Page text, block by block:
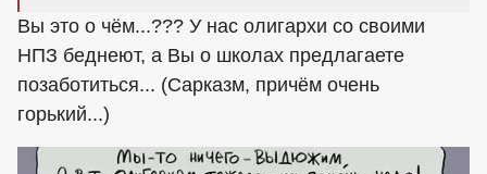
Вы это о чём...??? У нас олигархи со своими
НПЗ беднеют, а Вы о школах предлагаете
позаботиться... (Сарказм, причём очень
горький...)